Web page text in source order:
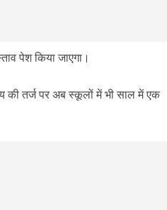
पेश किया जाएगा।
की तर्ज पर अब स्कूलों में भी साल में एक